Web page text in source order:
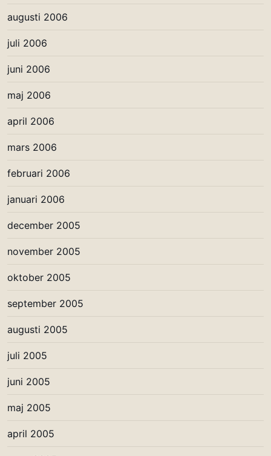
augusti 2006
juli 2006
juni 2006
maj 2006
april 2006
mars 2006
februari 2006
januari 2006
december 2005
november 2005
oktober 2005
september 2005
augusti 2005
juli 2005
juni 2005
maj 2005
april 2005